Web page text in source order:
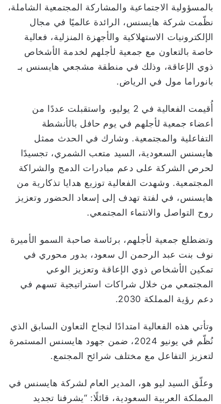
ي
ا
بالمسؤولية الاجتماعية والمشاركة المجتمعية الشاملة،
نظّمت شركة هايسنس، الرائدة عالميًا في مجال
الإلكترونيات الاستهلاكية والأجهزة المنزلية، فعالية
خاصة بالتعاون مع جمعية لأجلهم لخدمة الأشخاص
ذوي الإعاقة، وذلك في منطقة مشجعي هايسنس بـ
بانوراما مول في الرياض.
أُقيمت الفعالية في 2 يوليو، واستقبلت عددًا من
أعضاء جمعية لأجلهم في يوم حافل بالأنشطة
التفاعلية والمجتمعية. وشارك في الحدث ممثل
هايسنس السعودية، السيد متعب الشمري، تجسيدًا
لحرص الشركة على دعم مبادرات الدمج والشراكة
المجتمعية. وشهدت الفعالية توزيع هدايا تذكارية من
هايسنس، في لفتة تهدف إلى إسعاد الحضور وتعزيز
روح التواصل والانتماء المجتمعي.
وتضطلع جمعية لأجلهم، برئاسة صاحبة السمو الأميرة
نوف بنت عبد الرحمن ال سعود، بدور محوري في
تمكين الأشخاص ذوي الإعاقة وتعزيز الوعي
المجتمعي من خلال شراكات استراتيجية تسهم في
دعم رؤية المملكة 2030.
وتأتي هذه الفعالية امتدادًا لنجاح التعاون السابق الذي
نُظّم في يونيو 2024، ضمن جهود هايسنس المستمرة
لتعزيز التفاعل مع مختلف شرائح المجتمع.
وعلّق السيد ليو هو، المدير العام لشركة هايسنس في
المملكة العربية السعودية، قائلًا: “يشرفنا تجديد